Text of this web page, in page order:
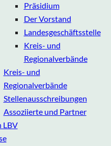
Präsidium
Der Vorstand
Landesgeschäftsstelle
Kreis- und
Regionalverbände
Kreis- und
Regionalverbände
Stellenausschreibungen
Assoziierte und Partner
LBV